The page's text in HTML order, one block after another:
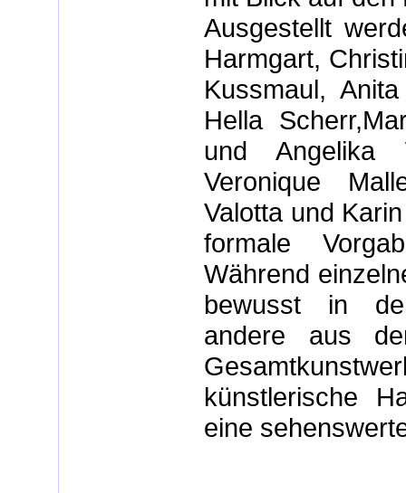
Ausgestellt
Harmgart,
Kussmaul,
Hella
und Angelika
Veronique
Valotta und
formale
Während
bewusst in
andere aus
künstlerische
eine